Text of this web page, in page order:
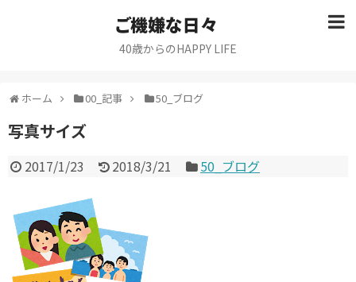
ご機嫌な日々
40歳からのHAPPY LIFE
ホーム 00_記事 50_ブログ
写真サイズ
2017/1/23 2018/3/21 50_ブログ